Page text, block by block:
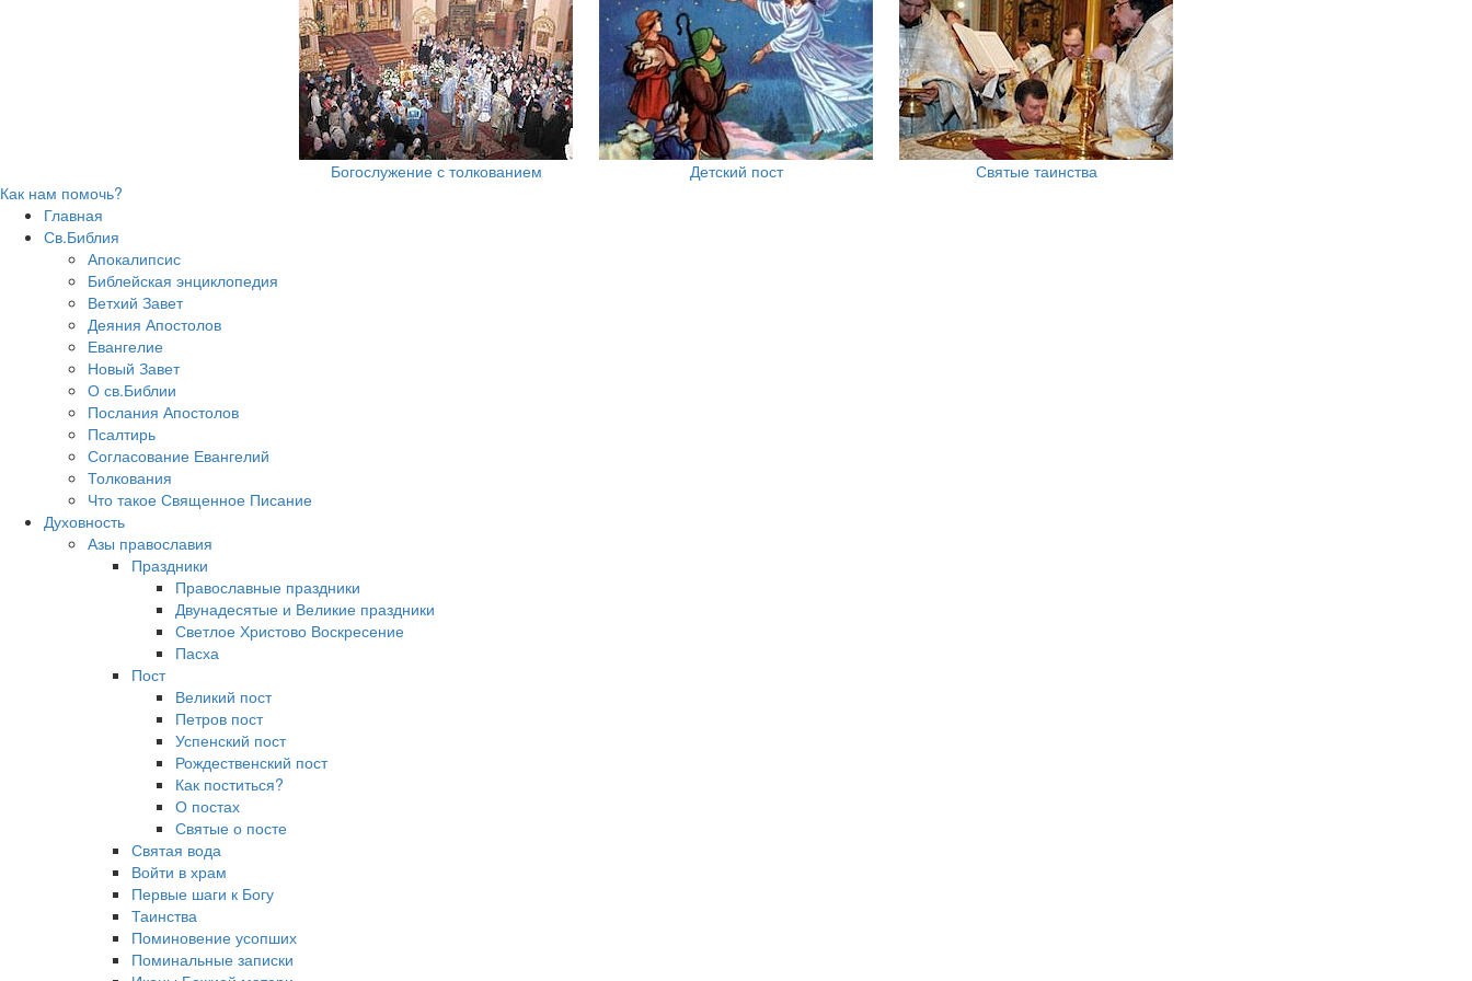
Богослужение с толкованием Детский пост
Святые таинства
Как нам помочь?
Главная
Св.Библия
Апокалипсис
Библейская энциклопедия
Ветхий Завет
Деяния Апостолов
Евангелие
Новый Завет
О св.Библии
Послания Апостолов
Псалтирь
Согласование Евангелий
Толкования
Что такое Священное Писание
Духовность
Азы православия
Праздники
Православные праздники
Двунадесятые и Великие праздники
Светлое Христово Воскресение
Пасха
Пост
Великий пост
Петров пост
Успенский пост
Рождественский пост
Как поститься?
О постах
Святые о посте
Святая вода
Войти в храм
Первые шаги к Богу
Таинства
Поминовение усопших
Поминальные записки